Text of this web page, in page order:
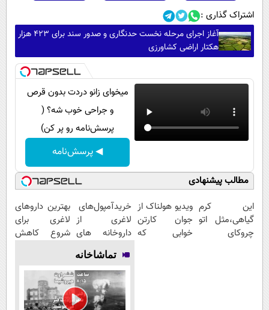
اشتراک گذاری :
آغاز اجرای مرحله نخست حدنگاری و صدور سند برای ۴۲۳ هزار
هکتار اراضی کشاورزی
میخوای زانو دردت بدون قرص
و جراحی خوب شه؟ (
پرسش‌نامه رو پر کن)
◀ پرسش‌نامه
مطالب پیشنهادی
این کرم
گیاهی،مثل اتو
چروکای
ویدیو هولناک از
جوان کارتن
خوابی که
خریدآمپول‌های
لاغری از
داروخانه های
اطرافت، ارسال
فوری همراه با
پک یخ!
بهترین داروهای
لاغری برای
شروع کاهش
نزدیکت!
تماشاخانه